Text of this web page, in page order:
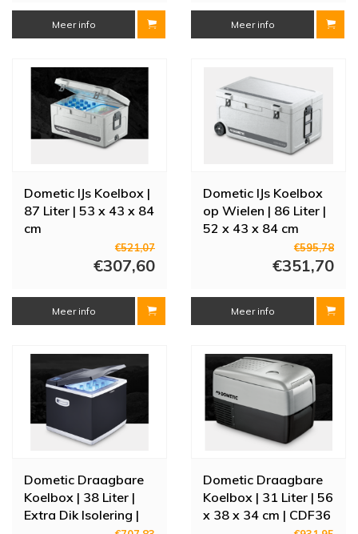
Meer info Meer info
Dometic IJs Koelbox |
87 Liter | 53 x 43 x 84
cm
€521,07
€307,60
Meer info
Dometic IJs Koelbox
op Wielen | 86 Liter |
52 x 43 x 84 cm
€595,78
€351,70
Meer info
Dometic Draagbare
Koelbox | 38 Liter |
Extra Dik Isolering |
Dometic Draagbare
Koelbox | 31 Liter | 56
x 38 x 34 cm | CDF36